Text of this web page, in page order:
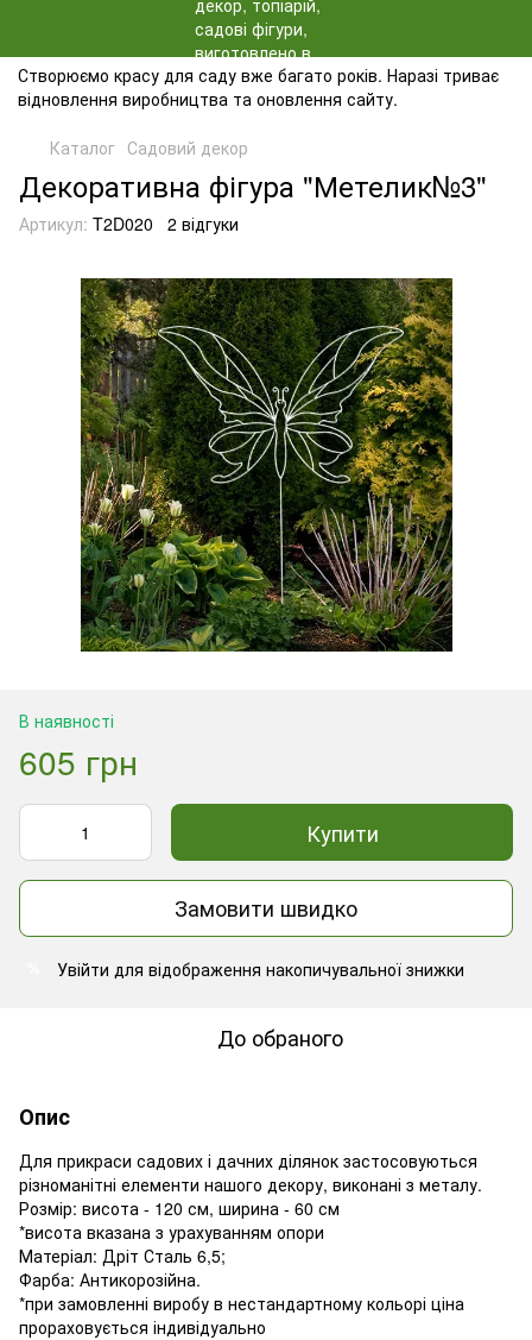
Створюємо красу для саду вже багато років. Наразі триває
відновлення виробництва та оновлення сайту.
Каталог Садовий декор
Декоративна фігура "Метелик№3"
Артикул: T2D020 2 відгуки
В наявності
605 грн
Купити
Замовити швидко
Увійти для відображення накопичувальної знижки
До обраного
Опис
Для прикраси садових і дачних ділянок застосовуються
різноманітні елементи нашого декору, виконані з металу.
Розмір: висота - 120 см, ширина - 60 см
*висота вказана з урахуванням опори
Матеріал: Дріт Сталь 6,5;
Фарба: Антикорозійна.
*при замовленні виробу в нестандартному кольорі ціна
прораховується індивідуально